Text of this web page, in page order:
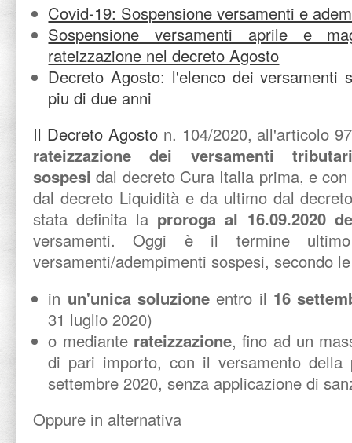
Covid-19: Sospensione versamenti e
Sospensione versamenti aprile e
rateizzazione nel decreto Agosto
Decreto Agosto: l'elenco dei versamenti
piu di due anni
Il Decreto Agoston. 104/2020, all'articolo
rateizzazione dei versamenti
sospesidal decreto Cura Italia prima, e
dal decreto Liquidità e da ultimo dal
stata definita la proroga al 16.09.2020
versamenti. Oggi è il termine
versamenti/adempimenti sospesi, secondo
in un'unica soluzione entro il 16
31 luglio 2020)
o medianterateizzazione, fino ad un
di pari importo, con il versamento
settembre 2020, senza applicazione di
Oppure in alternativa